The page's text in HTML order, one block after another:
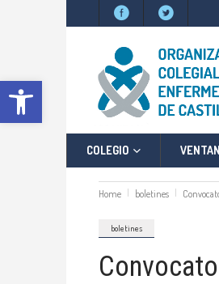
Abrir barra de herramientas
COLEGIO
Home boletines
boletines